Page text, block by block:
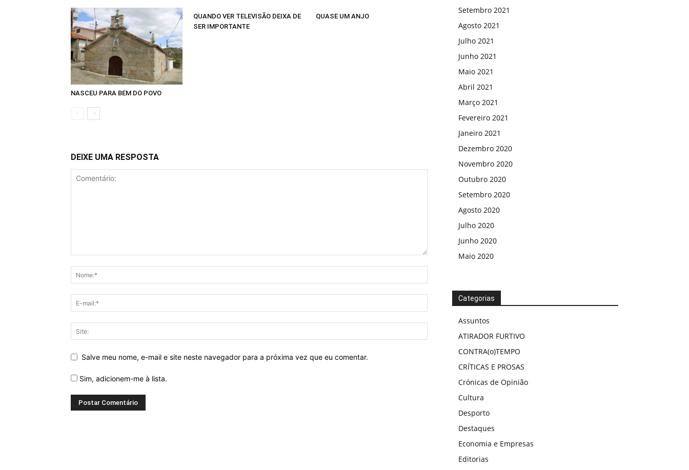
NASCEU PARA BEM DO POVO
QUANDO VER TELEVISÃO DEIXA DE
SER IMPORTANTE
QUASE UM ANJO
DEIXE UMA RESPOSTA
Salve meu nome, e-mail e site neste navegador para a próxima vez que eu comentar.
Sim, adicionem-me à lista.
Setembro 2021
Agosto 2021
Julho 2021
Junho 2021
Maio 2021
Abril 2021
Março 2021
Fevereiro 2021
Janeiro 2021
Dezembro 2020
Novembro 2020
Outubro 2020
Setembro 2020
Agosto 2020
Julho 2020
Junho 2020
Maio 2020
Categorias
Assuntos
ATIRADOR FURTIVO
CONTRA(o)TEMPO
CRÍTICAS E PROSAS
Crónicas de Opinião
Cultura
Desporto
Destaques
Economia e Empresas
Editorias